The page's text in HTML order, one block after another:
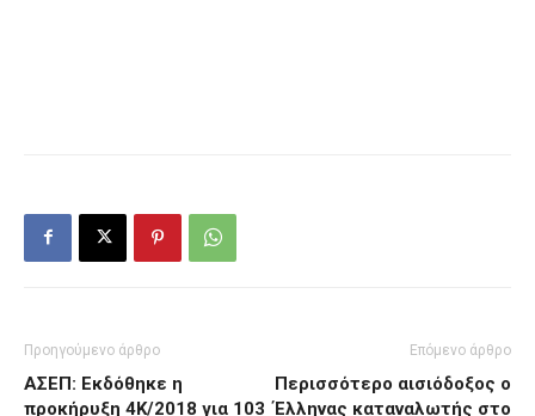
Προηγούμενο άρθρο
ΑΣΕΠ: Εκδόθηκε η
προκήρυξη 4Κ/2018 για 103
Επόμενο άρθρο
Περισσότερο αισιόδοξος ο
Έλληνας καταναλωτής στο